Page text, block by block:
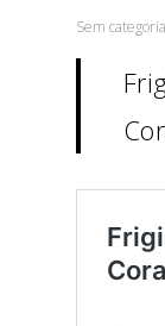
Sem categoria